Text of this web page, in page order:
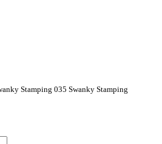
Stamping 035 Swanky Stamping